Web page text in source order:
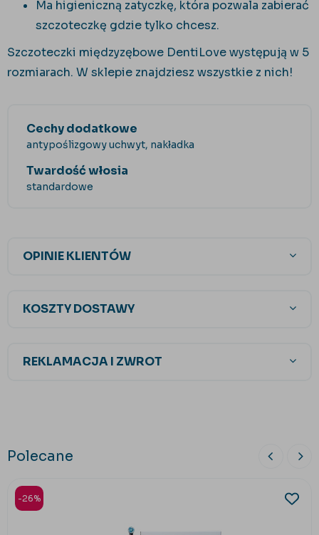
Ma higieniczną zatyczkę, która pozwala zabierać
szczoteczkę gdzie tylko chcesz.
Szczoteczki międzyzębowe DentiLove występują w 5
rozmiarach. W sklepie znajdziesz wszystkie z nich!
Cechy dodatkowe
antypoślizgowy uchwyt, nakładka
Twardość włosia
standardowe
OPINIE KLIENTÓW
KOSZTY DOSTAWY
REKLAMACJA I ZWROT
Polecane
-26%